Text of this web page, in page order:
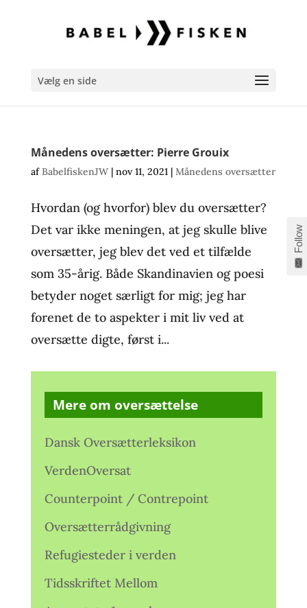
Vælg en side
Månedens oversætter: Pierre Grouix
afBabelfiskenJW| nov 11, 2021| Månedens oversætter
Hvordan (og hvorfor) blev du oversætter?
Det var ikke meningen, at jeg skulle blive
oversætter, jeg blev det ved et tilfælde
som 35-årig. Både Skandinavien og poesi
betyder noget særligt for mig; jeg har
forenet de to aspekter i mit liv ved at
oversætte digte, først i...
Mere om oversættelse
Dansk Oversætterleksikon
VerdenOversat
Counterpoint / Contrepoint
Oversætterrådgivning
Refugiesteder i verden
Tidsskriftet Mellom
Follow